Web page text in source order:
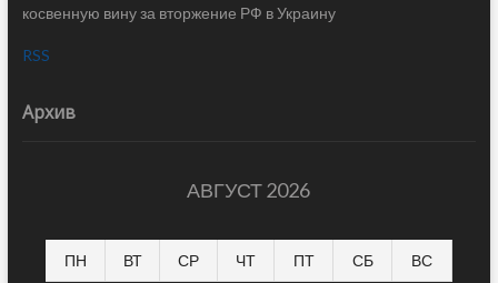
косвенную вину за вторжение РФ в Украину
RSS
Архив
АВГУСТ 2026
ПН ВТ СР ЧТ ПТ СБ ВС